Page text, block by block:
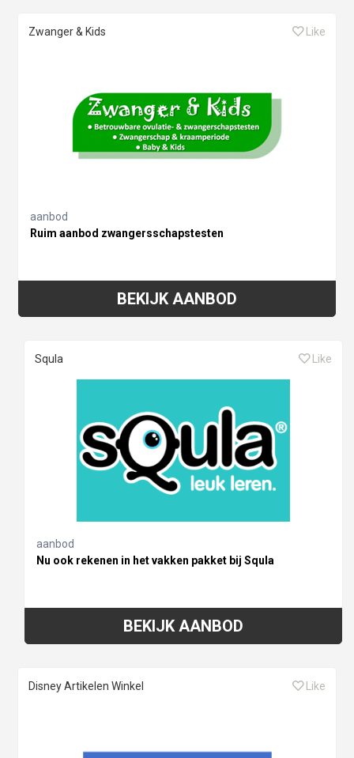
Zwanger & Kids Like
aanbod
Ruim aanbod zwangersschapstesten
BEKIJK AANBOD
Squla Like
aanbod
Nu ook rekenen in het vakken pakket bij Squla
BEKIJK AANBOD
Disney Artikelen Winkel Like